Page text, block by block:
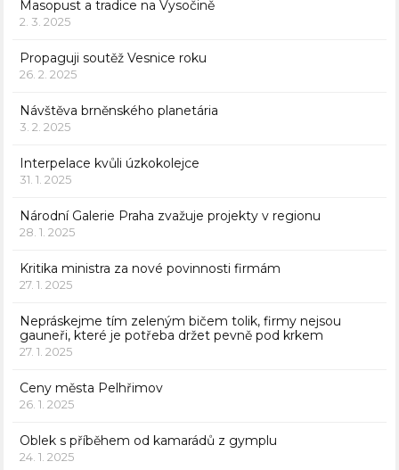
Masopust a tradice na Vysočině
2. 3. 2025
Propaguji soutěž Vesnice roku
26. 2. 2025
Návštěva brněnského planetária
3. 2. 2025
Interpelace kvůli úzkokolejce
31. 1. 2025
Národní Galerie Praha zvažuje projekty v regionu
28. 1. 2025
Kritika ministra za nové povinnosti firmám
27. 1. 2025
Nepráskejme tím zeleným bičem tolik, firmy nejsou
gauneři, které je potřeba držet pevně pod krkem
27. 1. 2025
Ceny města Pelhřimov
26. 1. 2025
Oblek s příběhem od kamarádů z gymplu
24. 1. 2025